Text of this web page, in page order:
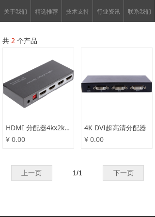
关于我们 精选推荐 技术支持 行业资讯 联系我们
共 2 个产品
HDMI 分配器4kx2k产品
¥ 0.00
4K DVI超高清分配器
¥ 0.00
上一页 下一页
1/1